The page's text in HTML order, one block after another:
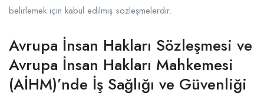
belirlemek için kabul edilmiş sözleşmelerdir.
Avrupa İnsan Hakları Sözleşmesi ve
Avrupa İnsan Hakları Mahkemesi
(AİHM)’nde İş Sağlığı ve Güvenliği